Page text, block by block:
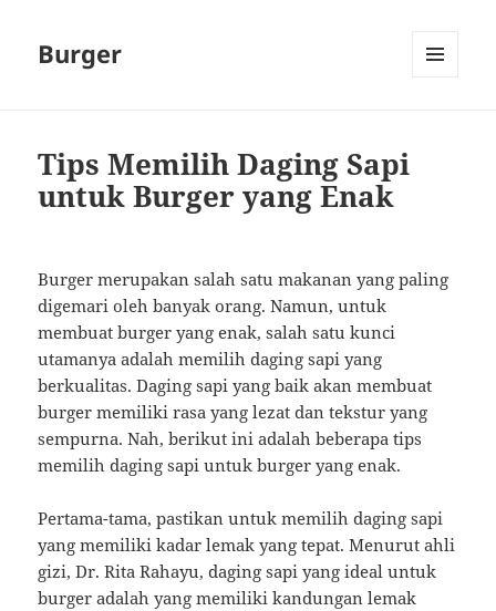
Burger
Tips Memilih Daging Sapi
untuk Burger yang Enak
Burger merupakan salah satu makanan yang paling
digemari oleh banyak orang. Namun, untuk
membuat burger yang enak, salah satu kunci
utamanya adalah memilih daging sapi yang
berkualitas. Daging sapi yang baik akan membuat
burger memiliki rasa yang lezat dan tekstur yang
sempurna. Nah, berikut ini adalah beberapa tips
memilih daging sapi untuk burger yang enak.
Pertama-tama, pastikan untuk memilih daging sapi
yang memiliki kadar lemak yang tepat. Menurut ahli
gizi, Dr. Rita Rahayu, daging sapi yang ideal untuk
burger adalah yang memiliki kandungan lemak